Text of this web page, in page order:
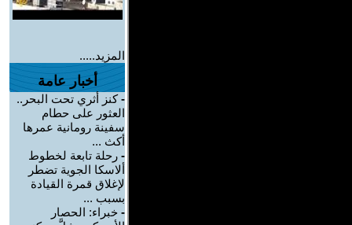
المزيد.....
أخبار عامة
-كنز أثري تحت البحر..
العثور على حطام
سفينة رومانية عمرها
أكث ...
- رحلة تابعة لخطوط
ألاسكا الجوية تضطر
لإغلاق قمرة القيادة
بسبب ...
- خبراء: الحصار